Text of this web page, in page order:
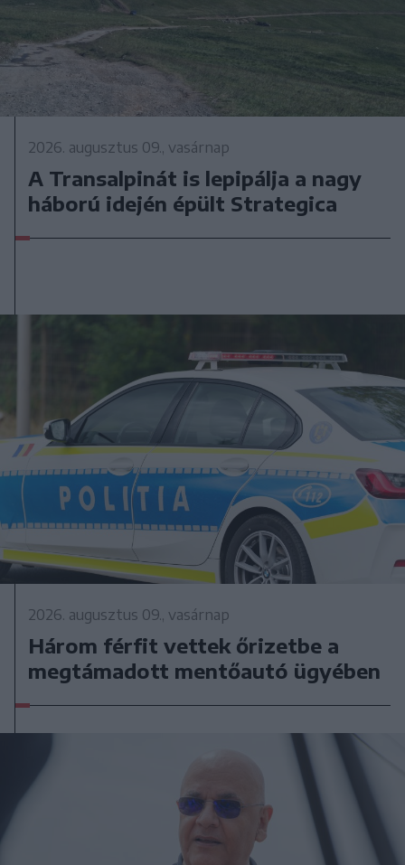
2026. augusztus 09., vasárnap
A Transalpinát is lepipálja a nagy
háború idején épült Strategica
2026. augusztus 09., vasárnap
Három férfit vettek őrizetbe a
megtámadott mentőautó ügyében